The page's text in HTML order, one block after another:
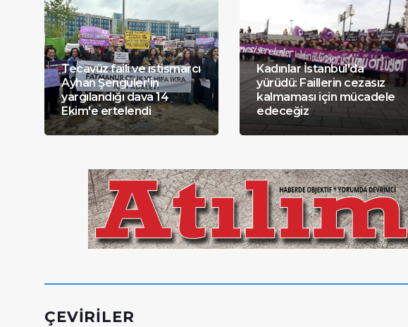
Tecavüz faili ve istismarcı
Ayhan Şengüler'in
yargılandığı dava 14
Ekim'e ertelendi
Kadınlar İstanbul'da
yürüdü: Faillerin cezasız
kalmaması için mücadele
edeceğiz
ÇEVIRILER